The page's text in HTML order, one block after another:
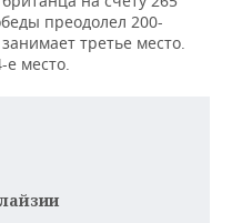
преодолел 200-
третье место.
е место.